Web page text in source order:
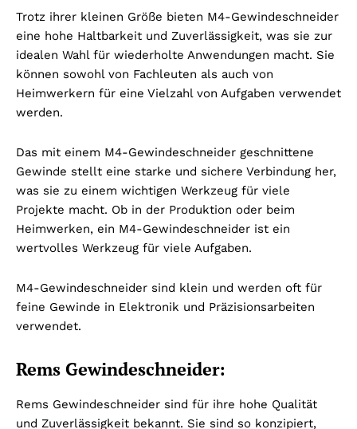
Trotz ihrer kleinen Größe bieten M4-Gewindeschneider
eine hohe Haltbarkeit und Zuverlässigkeit, was sie zur
idealen Wahl für wiederholte Anwendungen macht. Sie
können sowohl von Fachleuten als auch von
Heimwerkern für eine Vielzahl von Aufgaben verwendet
werden.
Das mit einem M4-Gewindeschneider geschnittene
Gewinde stellt eine starke und sichere Verbindung her,
was sie zu einem wichtigen Werkzeug für viele
Projekte macht. Ob in der Produktion oder beim
Heimwerken, ein M4-Gewindeschneider ist ein
wertvolles Werkzeug für viele Aufgaben.
M4-Gewindeschneider sind klein und werden oft für
feine Gewinde in Elektronik und Präzisionsarbeiten
verwendet.
Rems Gewindeschneider:
Rems Gewindeschneider sind für ihre hohe Qualität
und Zuverlässigkeit bekannt. Sie sind so konzipiert,